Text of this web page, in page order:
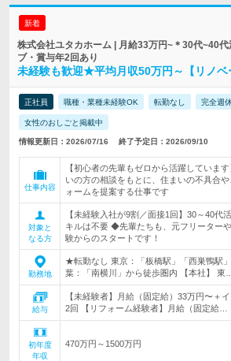
新着
株式会社ユタカホーム | 月給33万円~＊30代~40
ブ・賞与年2回あり
未経験も歓迎★平均月収50万円～【リノベ
正社員 職種・業種未経験OK 転勤なし 完全週
女性のおしごと掲載中
情報更新日：2026/07/16 終了予定日：2026/09/10
仕事内容
【初心者の先輩もゼロから活躍していま
いの方の相談をもとに、住まいの不具合
ォームを提案する仕事です
対象と
なる方
【未経験入社が9割／面接1回】30～40代
キルは不要 ◆先輩たちも、元フリーター
験からのスタートです！
勤務地
★転勤なし 東京：「板橋駅」「西巣鴨駅
葉：「南横川」から徒歩圏内 【本社】 東…
給与
【未経験者】月給（固定給）33万円〜＋
2回 【リフォーム経験者】月給（固定給…
初年度
年収
470万円～1500万円